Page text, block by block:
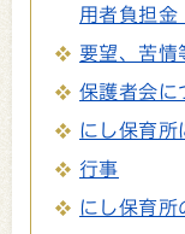
用者負担金
要望、苦情
保護者会に
にし保育所
行事
にし保育所